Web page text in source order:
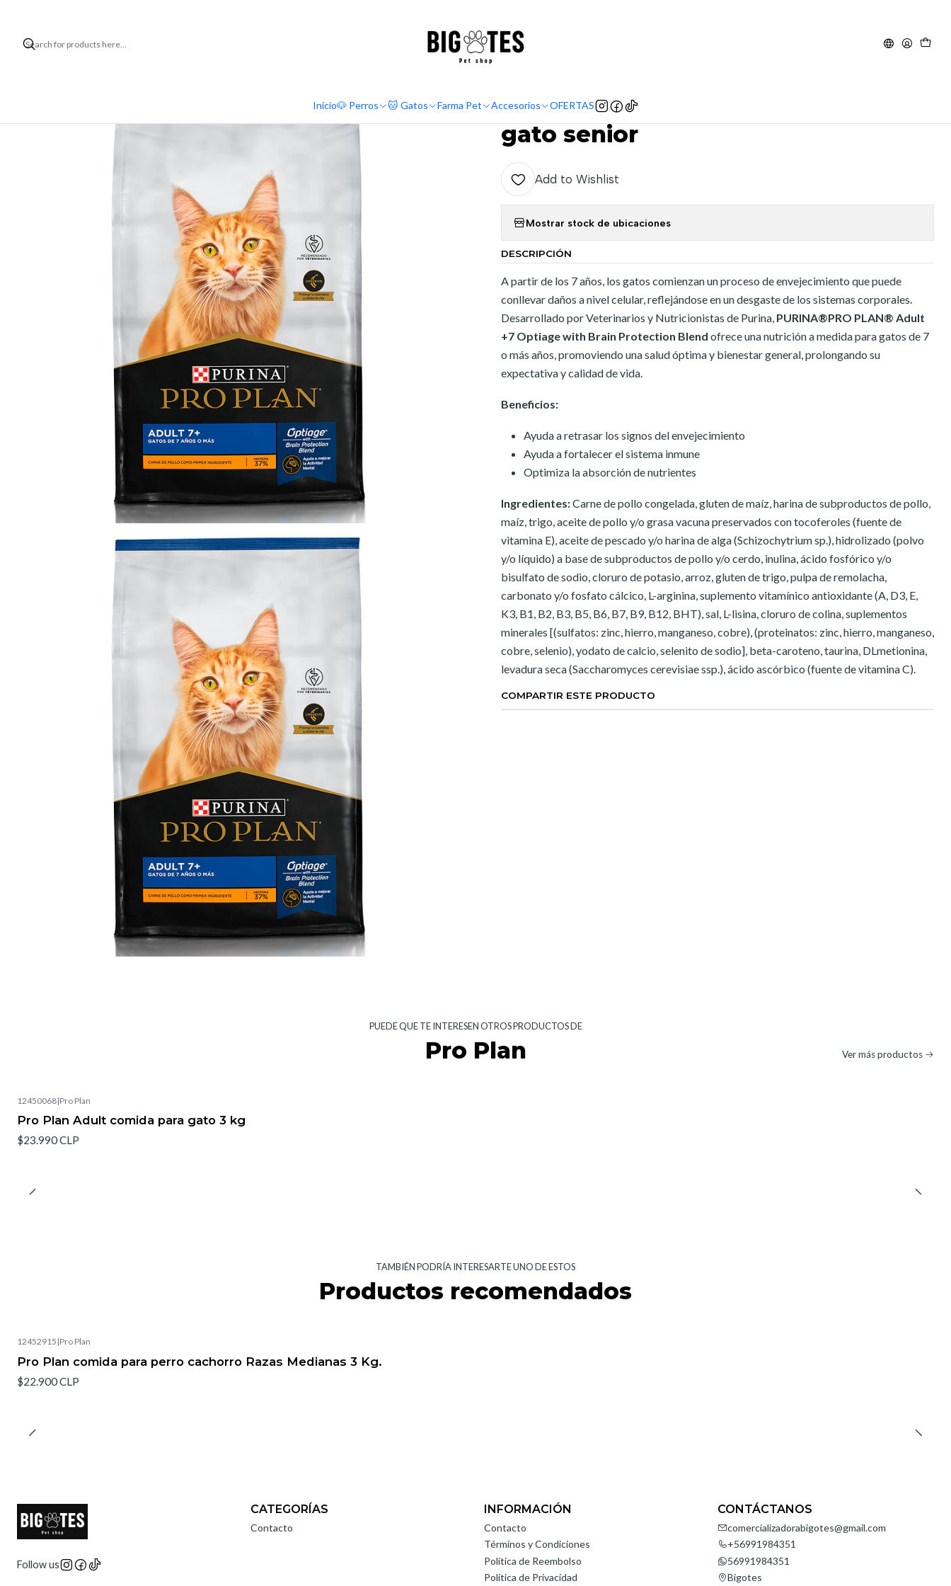
Inicio🐶 Perros 🐱 Gatos Farma Pet Accesorios OFERTAS
Pro Plan Pro Plan Adulto Cat 7+ comida para gato senior
Pro Plan Adulto Cat 7+ comida para
gato senior
Add to Wishlist
Mostrar stock de ubicaciones
DESCRIPCIÓN
A partir de los 7 años, los gatos comienzan un proceso de envejecimiento que puede
conllevar daños a nivel celular, reflejándose en un desgaste de los sistemas corporales.
Desarrollado por Veterinarios y Nutricionistas de Purina, PURINA®PRO PLAN® Adult
+7 Optiage with Brain Protection Blend ofrece una nutrición a medida para gatos de 7
o más años, promoviendo una salud óptima y bienestar general, prolongando su
expectativa y calidad de vida.
Beneficios:
Ayuda a retrasar los signos del envejecimiento
Ayuda a fortalecer el sistema inmune
Optimiza la absorción de nutrientes
Ingredientes:Carne de pollo congelada, gluten de maíz, harina de subproductos de pollo,
maíz, trigo, aceite de pollo y/o grasa vacuna preservados con tocoferoles (fuente de
vitamina E), aceite de pescado y/o harina de alga (Schizochytrium sp.), hidrolizado (polvo
y/o líquido) a base de subproductos de pollo y/o cerdo, inulina, ácido fosfórico y/o
bisulfato de sodio, cloruro de potasio, arroz, gluten de trigo, pulpa de remolacha,
carbonato y/o fosfato cálcico, L-arginina, suplemento vitamínico antioxidante (A, D3, E,
K3, B1, B2, B3, B5, B6, B7, B9, B12, BHT), sal, L-lisina, cloruro de colina, suplementos
minerales [(sulfatos: zinc, hierro, manganeso, cobre), (proteinatos: zinc, hierro, manganeso,
cobre, selenio), yodato de calcio, selenito de sodio], beta-caroteno, taurina, DLmetionina,
levadura seca (Saccharomyces cerevisiae ssp.), ácido ascórbico (fuente de vitamina C).
COMPARTIR ESTE PRODUCTO
PUEDE QUE TE INTERESEN OTROS PRODUCTOS DE
Pro Plan Ver más productos
12450068|Pro Plan
Pro Plan Adult comida para gato 3 kg
$23.990 CLP
TAMBIÉN PODRÍA INTERESARTE UNO DE ESTOS
Productos recomendados
12452915 |Pro Plan
Pro Plan comida para perro cachorro Razas Medianas 3 Kg.
$22.900 CLP
Follow us
CATEGORÍAS
Contacto
INFORMACIÓN
Contacto
Términos y Condiciones
Política de Reembolso
Política de Privacidad
CONTÁCTANOS
comercializadorabigotes@gmail.com
+56991984351
56991984351
Bigotes